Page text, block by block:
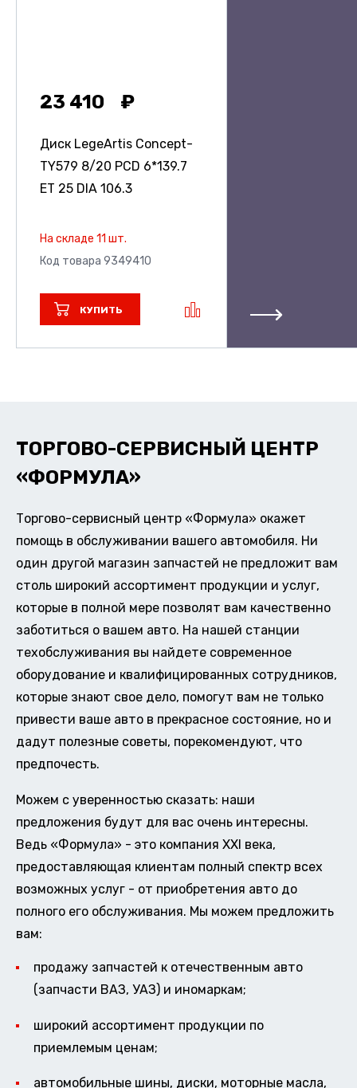
23 410
Диск LegeArtis Concept-
TY579 8/20 PCD 6*139.7
ET 25 DIA 106.3
На складе 11 шт.
Код товара 9349410
КУПИТЬ
ТОРГОВО-СЕРВИСНЫЙ ЦЕНТР
«ФОРМУЛА»
Торгово-сервисный центр «Формула» окажет
помощь в обслуживании вашего автомобиля. Ни
один другой магазин запчастей не предложит вам
столь широкий ассортимент продукции и услуг,
которые в полной мере позволят вам качественно
заботиться о вашем авто. На нашей станции
техобслуживания вы найдете современное
оборудование и квалифицированных сотрудников,
которые знают свое дело, помогут вам не только
привести ваше авто в прекрасное состояние, но и
дадут полезные советы, порекомендуют, что
предпочесть.
Можем с уверенностью сказать: наши
предложения будут для вас очень интересны.
Ведь «Формула» - это компания XXI века,
предоставляющая клиентам полный спектр всех
возможных услуг - от приобретения авто до
полного его обслуживания. Мы можем предложить
вам:
продажу запчастей к отечественным авто
(запчасти ВАЗ, УАЗ) и иномаркам;
широкий ассортимент продукции по
приемлемым ценам;
автомобильные шины, диски, моторные масла,